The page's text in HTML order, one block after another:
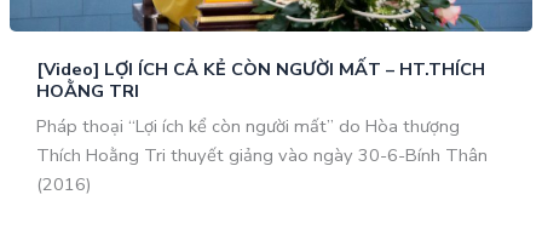
[Video] LỢI ÍCH CẢ KẺ CÒN NGƯỜI MẤT – HT.THÍCH
HOẰNG TRI
Pháp thoại “Lợi ích kể còn người mất” do Hòa thượng
Thích Hoằng Tri thuyết giảng vào ngày 30-6-Bính Thân
(2016)